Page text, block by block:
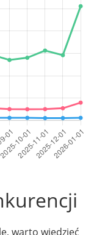
warto wiedzieć